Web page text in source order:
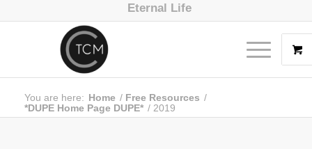
Eternal Life
You are here: Home / Free Resources /
*DUPE Home Page DUPE* / 2019